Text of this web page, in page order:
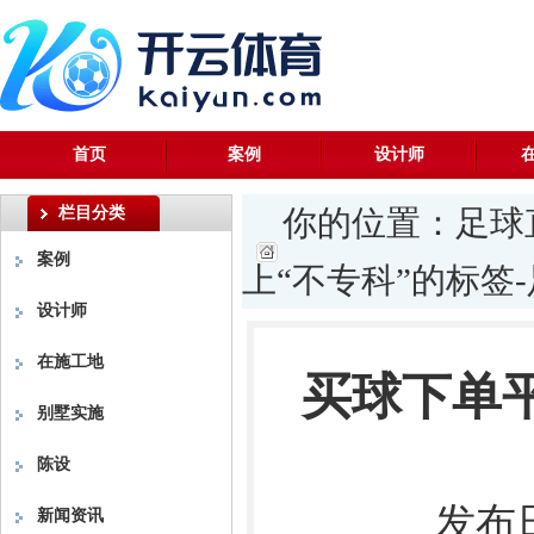
首页 案例 设计师
栏目分类
案例
设计师
在施工地
别墅实施
陈设
新闻资讯
你的位置： 足
上“不专科”的标
买球下单
发布